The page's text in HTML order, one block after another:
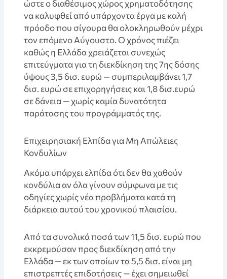
ώστε ο διαθέσιμος χώρος χρηματοδότησης
να καλυφθεί από υπάρχοντα έργα με καλή
πρόοδο που σίγουρα θα ολοκληρωθούν μέχρι
τον επόμενο Αύγουστο. Ο χρόνος πιέζει
καθώς η Ελλάδα χρειάζεται συνεχώς
επιτεύγματα για τη διεκδίκηση της 7ης δόσης
ύψους 3,5 δισ. ευρώ — συμπεριλαμβάνει 1,7
δισ. ευρώ σε επιχορηγήσεις και 1,8 δισ.ευρώ
σε δάνεια — χωρίς καμία δυνατότητα
παράτασης του προγράμματός της.
Eπιχειρησιακή Ελπίδα για Μη Απώλειες
Κονδυλίων
Aκόμα υπάρχει ελπίδα ότι δεν θα χαθούν
κονδύλια αν όλα γίνουν σύμφωνα με τις
οδηγίες χωρίς νέα προβλήματα κατά τη
διάρκεια αυτού του χρονικού πλαισίου.
Aπό τα συνολικά ποσά των 11,5 δισ. ευρώ που
εκκρεμούσαν προς διεκδίκηση από την
Ελλάδα — εκ των οποίων τα 5,5 δισ. είναι μη
επιστρεπτές επιδοτήσεις — έχει σημειωθεί